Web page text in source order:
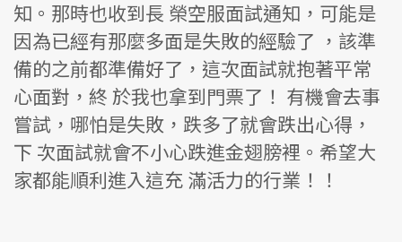
知。那時也收到長 榮空服面試通知，可能是
因為已經有那麼多面是失敗的經驗了 ，該準
備的之前都準備好了，這次面試就抱著平常
心面對，終 於我也拿到門票了！ 有機會去事
嘗試，哪怕是失敗，跌多了就會跌出心得，
下 次面試就會不小心跌進金翅膀裡。希望大
家都能順利進入這充 滿活力的行業！！